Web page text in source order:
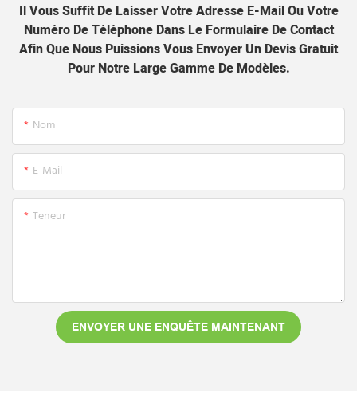
Il Vous Suffit De Laisser Votre Adresse E-Mail Ou Votre
Numéro De Téléphone Dans Le Formulaire De Contact
Afin Que Nous Puissions Vous Envoyer Un Devis Gratuit
Pour Notre Large Gamme De Modèles.
Nom
E-Mail
Teneur
ENVOYER UNE ENQUÊTE MAINTENANT